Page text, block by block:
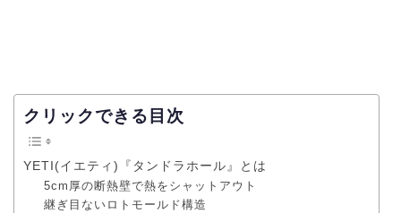
クリックできる目次
YETI(イエティ)『タンドラホール』とは
5cm厚の断熱壁で熱をシャットアウト
継ぎ目ないロトモールド構造